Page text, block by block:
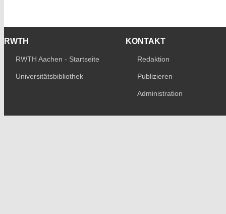
RWTH
RWTH Aachen - Startseite
Universitätsbibliothek
KONTAKT
Redaktion
Publizieren
Administration